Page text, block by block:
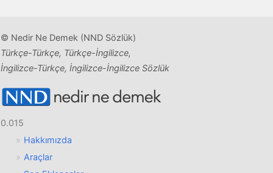
© Nedir Ne Demek (NND Sözlük)
Türkçe-Türkçe, Türkçe-İngilizce,
İngilizce-Türkçe, İngilizce-İngilizce Sözlük
0.015
Hakkımızda
Araçlar